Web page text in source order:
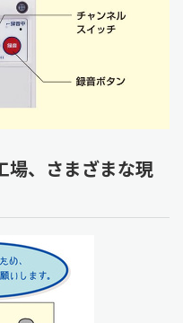
場、さまざまな現